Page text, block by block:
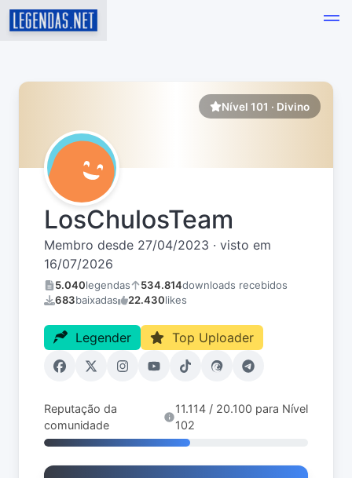
Nível 101 · Divino
LosChulosTeam
Membro desde 27/04/2023 · visto em
16/07/2026
5.040legendas 534.814downloads recebidos
683baixadas 22.430likes
Legender Top Uploader
Reputação da
comunidade
11.114 / 20.100 para Nível
102